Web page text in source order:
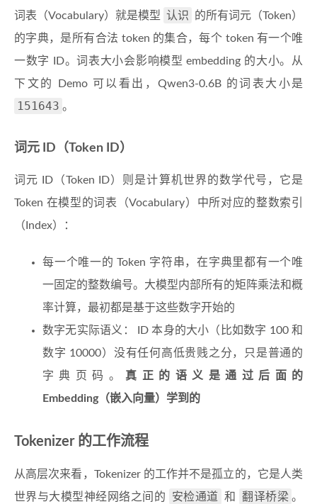
词表（Vocabulary）就是模型 认识
的所有词元（Token）
的字典，是所有合法 token 的集合，每个 token 有一个唯
一数字 ID。词表大小会影响模型 embedding 的大小。从
下文的 Demo 可以看出，Qwen3-0.6B 的词表大小是
151643 。
词元 ID（Token ID）
词元 ID（Token ID）则是计算机世界的数学代号，它是
Token 在模型的词表（Vocabulary）中所对应的整数索引
（Index）：
每一个唯一的 Token 字符串，在字典里都有一个唯
一固定的整数编号。大模型内部所有的矩阵乘法和概
率计算，最初都是基于这些数字开始的
数字无实际语义： ID 本身的大小（比如数字 100 和
数字 10000）没有任何高低贵贱之分，只是普通的
字典页码。 真正的语义是通过后面的
Embedding（嵌入向量）学到的
Tokenizer 的工作流程
从高层次来看，Tokenizer 的工作并不是孤立的，它是人类
世界与大模型神经网络之间的
安检通道 和 翻译桥梁 。